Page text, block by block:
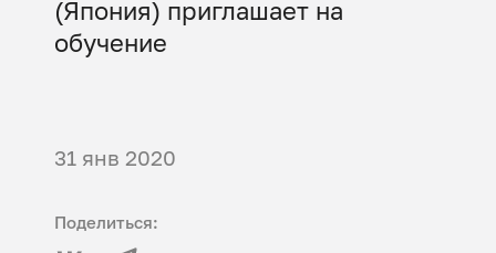
(Япония) приглашает на
обучение
31 янв 2020
Поделиться: